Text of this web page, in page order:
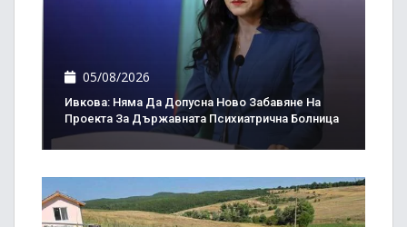
05/08/2026
Ивкова: Няма Да Допусна Ново Забавяне На
Проекта За Държавната Психиатрична Болница